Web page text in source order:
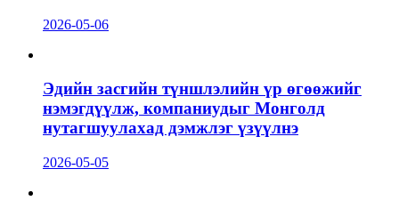
2026-05-06
Эдийн засгийн түншлэлийн үр өгөөжийг
нэмэгдүүлж, компаниудыг Монголд
нутагшуулахад дэмжлэг үзүүлнэ
2026-05-05